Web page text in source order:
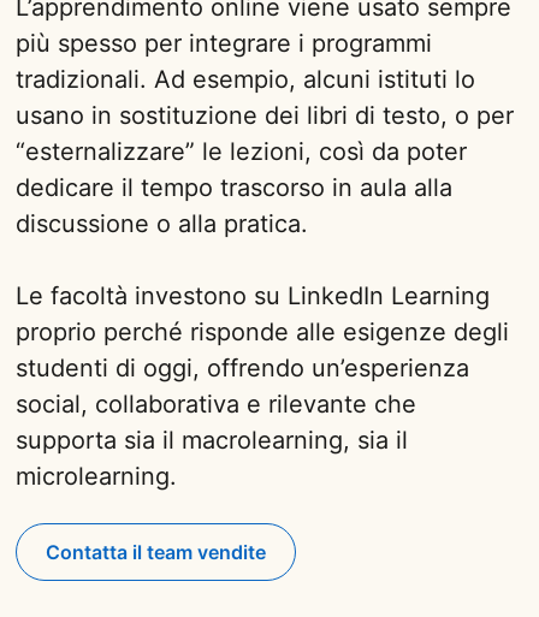
L’apprendimento online viene usato sempre
più spesso per integrare i programmi
tradizionali. Ad esempio, alcuni istituti lo
usano in sostituzione dei libri di testo, o per
“esternalizzare” le lezioni, così da poter
dedicare il tempo trascorso in aula alla
discussione o alla pratica.
Le facoltà investono su LinkedIn Learning
proprio perché risponde alle esigenze degli
studenti di oggi, offrendo un’esperienza
social, collaborativa e rilevante che
supporta sia il macrolearning, sia il
microlearning.
Contatta il team vendite